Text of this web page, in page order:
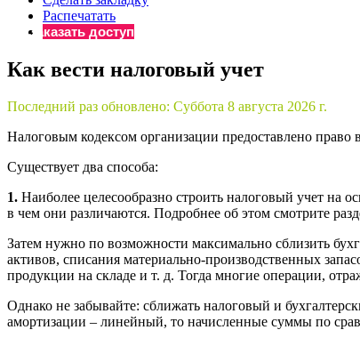
Просто
Распечатать
Заказать доступ
Как вести налоговый учет
Последний раз обновлено: Суббота 8 августа 2026 г.
Налоговым кодексом организации предоставлено право
Существует два способа:
1. Наиболее целесообразно строить налоговый учет на
в чем они различаются. Подробнее об этом смотрите
Затем нужно по возможности максимально сблизить
активов, списания материально-производственных
продукции на складе и т. д. Тогда многие операции,
Однако не забывайте: сближать налоговый и
амортизации – линейный, то начисленные суммы по